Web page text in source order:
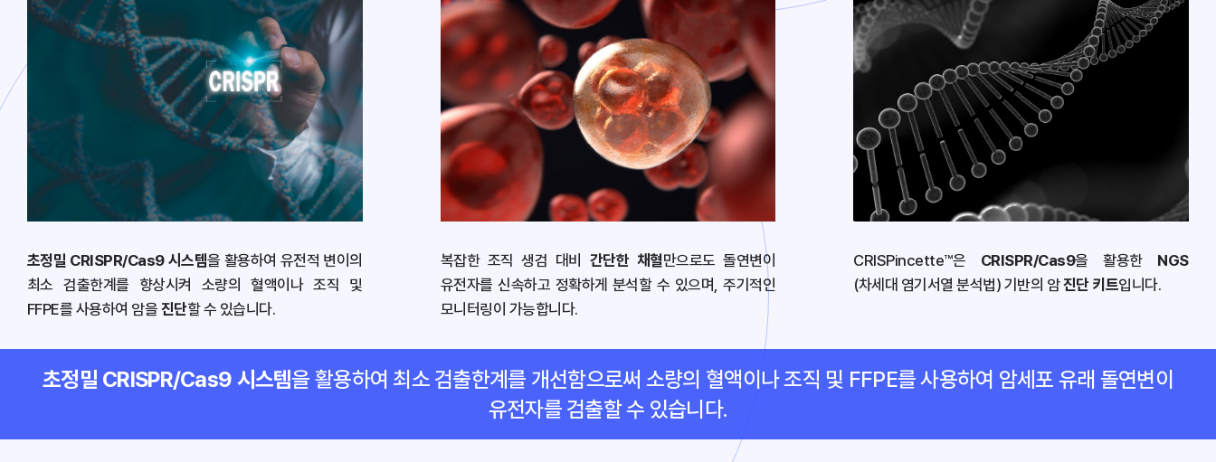
초정밀 CRISPR/Cas9 시스템을 활용하여 유전적 변이의
최소 검출한계를 향상시켜 소량의 혈액이나 조직 및
FFPE를 사용하여 암을 진단할 수 있습니다.
복잡한 조직 생검 대비 간단한 채혈만으로도 돌연변이
유전자를 신속하고 정확하게 분석할 수 있으며, 주기적인
모니터링이 가능합니다.
CRISPincette™은 CRISPR/Cas9을 활용한 NGS
(차세대 염기서열 분석법) 기반의 암진단 키트입니다.
초정밀 CRISPR/Cas9 시스템을 활용하여 최소 검출한계를 개선함으로써 소량의 혈액이나 조직 및 FFPE를 사용하여 암세포 유래 돌연변이
유전자를 검출할 수 있습니다.